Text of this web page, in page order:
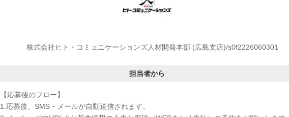
株式会社ヒト・コミュニケーションズ人材開発本部 (広島支店)/s0f2226060301
担当者から
【応募後のフロー】
1.応募後、SMS・メールが自動送信されます。